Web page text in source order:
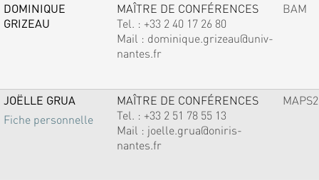
DOMINIQUE
GRIZEAU
MAÎTRE DE CONFÉRENCES
Tel. : +33 2 40 17 26 80
Mail : dominique.grizeau@univ-
nantes.fr
BAM
JOËLLE GRUA
Fiche personnelle
MAÎTRE DE CONFÉRENCES
Tel. : +33 2 51 78 55 13
Mail : joelle.grua@oniris-
nantes.fr
MAPS2